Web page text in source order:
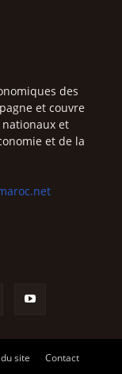
des
et couvre
et
et de la
site Contact